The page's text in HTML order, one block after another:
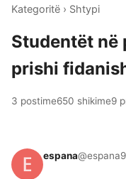
Kategoritë › Shtypi
Studentët në
prishi
3 postime650 shikime9
espana@espana